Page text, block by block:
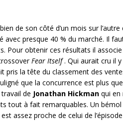
de son côté d’un mois sur
avec presque 40 % du marché. Il
Pour obtenir ces résultats il
Fear Itself. Qui aurait cru il y
pris la tête du classement des
que la concurrence est plus
de Jonathan Hickman qui en
tout à fait remarquables. Un
assez proche de celui de